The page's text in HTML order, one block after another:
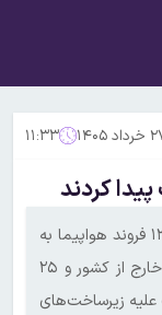
۱۴۰۵ ۱۱:۳۳
رئیس سازمان هواپیمایی کشوری از انتقال ۱۳۳ فروند هواپیما به
فرودگاه‌های امن، صدور ۳۶ مجوز استقرار در خارج از کشور و ۲۵
علیه زیرساخت‌های